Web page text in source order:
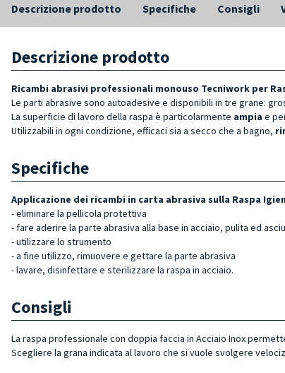
Descrizione prodotto Specifiche Consigli
Descrizione prodotto
Ricambi abrasivi professionali monouso Tecniwork per
Le parti abrasive sono autoadesive e disponibili in tre grane:
La superficie di lavoro della raspa è particolarmente ampia e
Utilizzabili in ogni condizione, efficaci sia a secco che a bagno,
Specifiche
Applicazione dei ricambi in carta abrasiva sulla Raspa
- eliminare la pellicola protettiva
- fare aderire la parte abrasiva alla base in acciaio, pulita ed
- utilizzare lo strumento
- a fine utilizzo, rimuovere e gettare la parte abrasiva
- lavare, disinfettare e sterilizzare la raspa in acciaio.
Consigli
La raspa professionale con doppia faccia in Acciaio Inox
Scegliere la grana indicata al lavoro che si vuole svolgere